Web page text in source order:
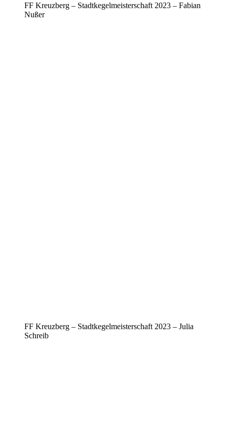
FF Kreuzberg – Stadtkegelmeisterschaft 2023 – Fabian
Nußer
FF Kreuzberg – Stadtkegelmeisterschaft 2023 – Julia
Schreib